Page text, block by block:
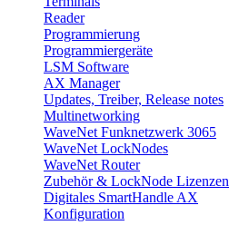
Reader
Programmierung
Programmiergeräte
LSM Software
AX Manager
Updates, Treiber, Release notes
Multinetworking
WaveNet Funknetzwerk 3065
WaveNet LockNodes
WaveNet Router
Zubehör & LockNode Lizenzen
Digitales SmartHandle AX
Konfiguration